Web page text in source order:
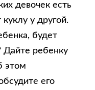
девочек есть
у другой.
будет
Дайте ребенку
этом
его